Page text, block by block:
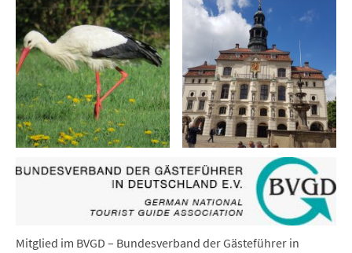
Mitglied im BVGD – Bundesverband der Gästeführer in